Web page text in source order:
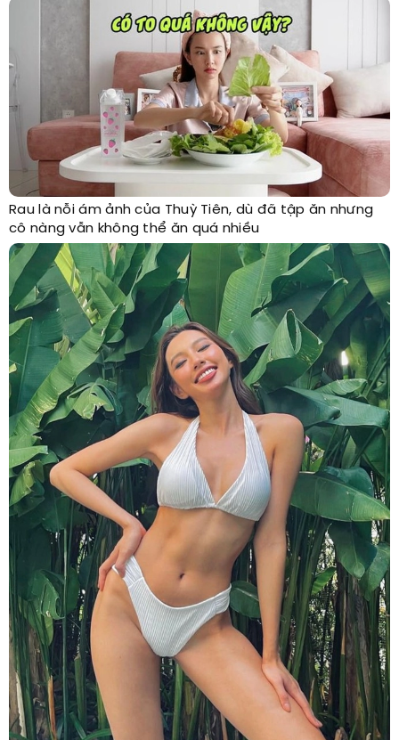
Rau là nỗi ám ảnh của Thuỳ Tiên, dù đã tập ăn nhưng
cô nàng vẫn không thể ăn quá nhiều